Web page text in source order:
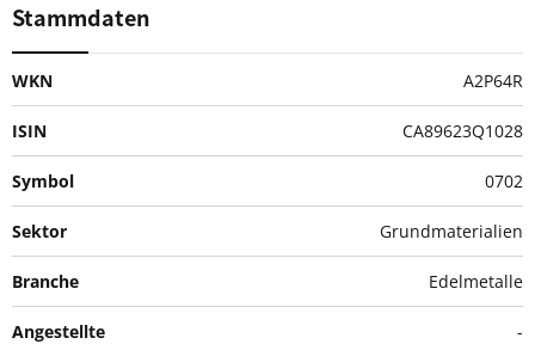
Stammdaten
WKN A2P64R
ISIN CA89623Q1028
Symbol 0702
Sektor Grundmaterialien
Branche Edelmetalle
Angestellte -